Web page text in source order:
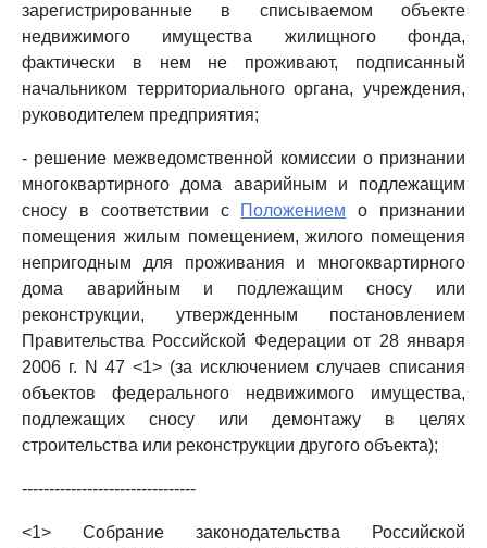
зарегистрированные в списываемом объекте
недвижимого имущества жилищного фонда,
фактически в нем не проживают, подписанный
начальником территориального органа, учреждения,
руководителем предприятия;
- решение межведомственной комиссии о признании
многоквартирного дома аварийным и подлежащим
сносу в соответствии с Положением о признании
помещения жилым помещением, жилого помещения
непригодным для проживания и многоквартирного
дома аварийным и подлежащим сносу или
реконструкции, утвержденным постановлением
Правительства Российской Федерации от 28 января
2006 г. N 47 <1> (за исключением случаев списания
объектов федерального недвижимого имущества,
подлежащих сносу или демонтажу в целях
строительства или реконструкции другого объекта);
--------------------------------
<1> Собрание законодательства Российской